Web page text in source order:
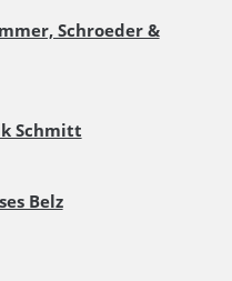
Schroeder &
Schmitt
Belz